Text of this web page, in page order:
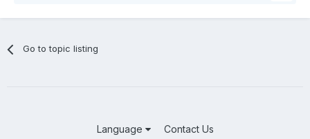
Go to topic listing
Language Contact Us